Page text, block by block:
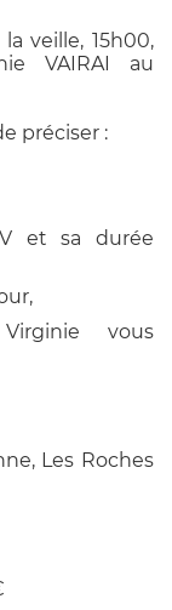
veille, 15h00,
VAIRAI au
préciser :
et sa durée
vous
Les Roches